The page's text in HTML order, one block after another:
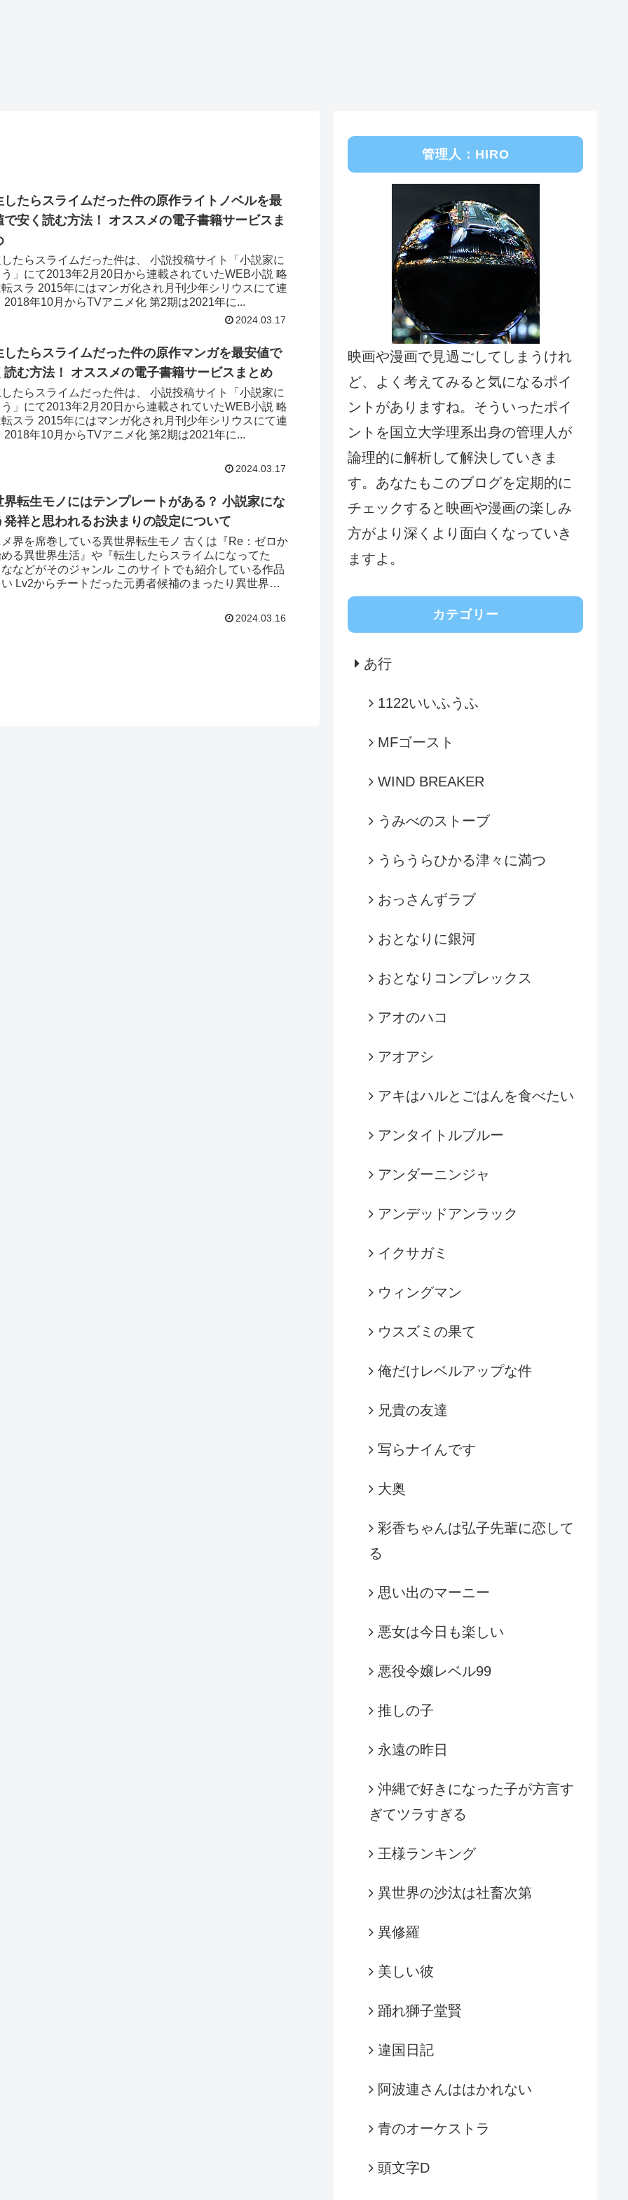
したらスライムだった件の原作ライトノベルを最
で安く読む方法！ オススメの電子書籍サービスま
たらスライムだった件は、 小説投稿サイト「小説家に
」にて2013年2月20日から連載されていたWEB小説 略
スラ 2015年にはマンガ化され月刊少年シリウスにて連
2018年10月からTVアニメ化 第2期は2021年に...
2024.03.17
したらスライムだった件の原作マンガを最安値で
読む方法！ オススメの電子書籍サービスまとめ
たらスライムだった件は、 小説投稿サイト「小説家に
」にて2013年2月20日から連載されていたWEB小説 略
スラ 2015年にはマンガ化され月刊少年シリウスにて連
2018年10月からTVアニメ化 第2期は2021年に...
2024.03.17
界転生モノにはテンプレートがある？ 小説家にな
発祥と思われるお決まりの設定について
界を席巻している異世界転生モノ 古くは『Re：ゼロか
める異世界生活』や『転生したらスライムになってた
などがそのジャンル このサイトでも紹介している作品
Lv2からチートだった元勇者候補のまったり異世界ラ
2024.03.16
管理人：HIRO
映画や漫画で見過ごしてしまうけれ
ど、よく考えてみると気になるポイ
ントがありますね。そういったポイ
ントを国立大学理系出身の管理人が
論理的に解析して解決していきま
す。あなたもこのブログを定期的に
チェックすると映画や漫画の楽しみ
方がより深くより面白くなっていき
ますよ。
カテゴリー
あ行
1122いいふうふ
MFゴースト
WIND BREAKER
うみべのストーブ
うらうらひかる津々に満つ
おっさんずラブ
おとなりに銀河
おとなりコンプレックス
アオのハコ
アオアシ
アキはハルとごはんを食べたい
アンタイトルブルー
アンダーニンジャ
アンデッドアンラック
イクサガミ
ウィングマン
ウスズミの果て
俺だけレベルアップな件
兄貴の友達
写らナイんです
大奥
彩香ちゃんは弘子先輩に恋して
る
思い出のマーニー
悪女は今日も楽しい
悪役令嬢レベル99
推しの子
永遠の昨日
沖縄で好きになった子が方言す
ぎてツラすぎる
王様ランキング
異世界の沙汰は社畜次第
異修羅
美しい彼
踊れ獅子堂賢
違国日記
阿波連さんははかれない
青のオーケストラ
頭文字D